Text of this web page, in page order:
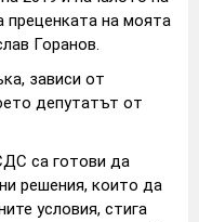
преценката на моята
Горанов.
зависи от
депутатът от
са готови да
решения, които да
условия, стига